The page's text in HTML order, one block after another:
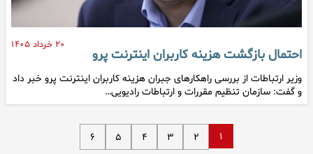
۲۰ خرداد ۱۴۰۵
احتمال بازگشت هزینه کاربران اینترنت پرو
وزیر ارتباطات از بررسی راهکارهای جبران هزینه کاربران اینترنت پرو خبر داد
و گفت: سازمان تنظیم مقررات و ارتباطات رادیویی…
۱ ۲ ۳ ۴ ۵ ۶